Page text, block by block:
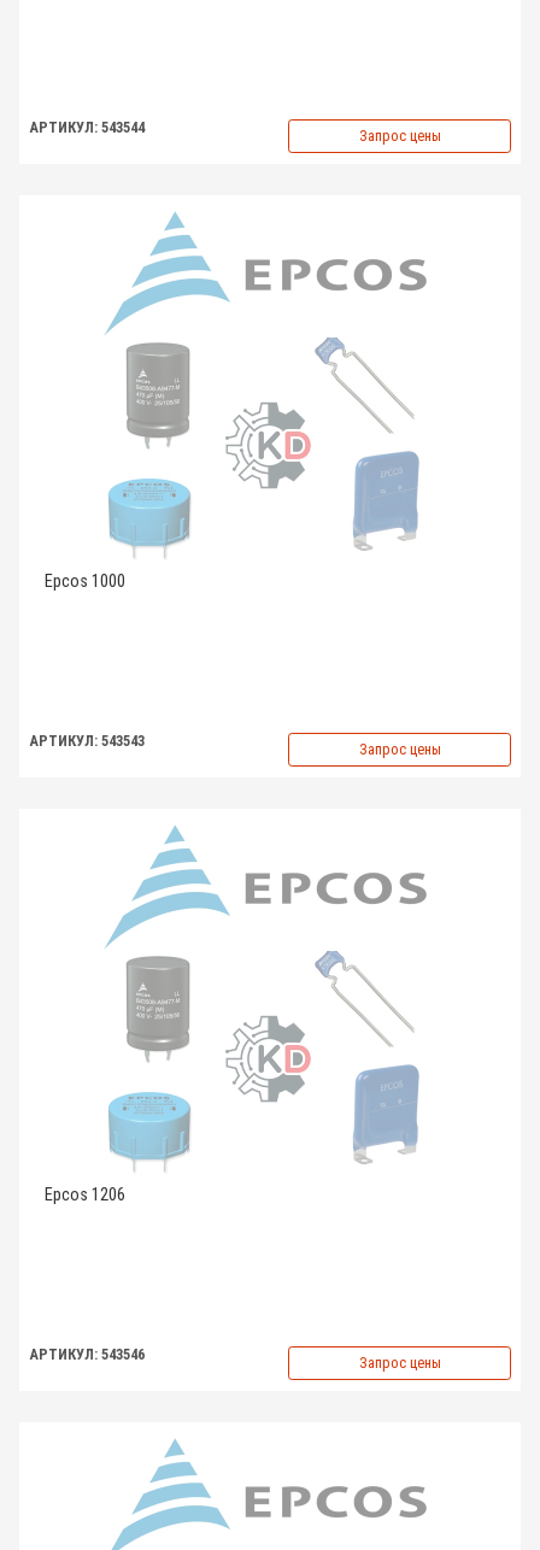
АРТИКУЛ: 543544 Запрос цены
Epcos 1000
АРТИКУЛ: 543543 Запрос цены
Epcos 1206
АРТИКУЛ: 543546 Запрос цены